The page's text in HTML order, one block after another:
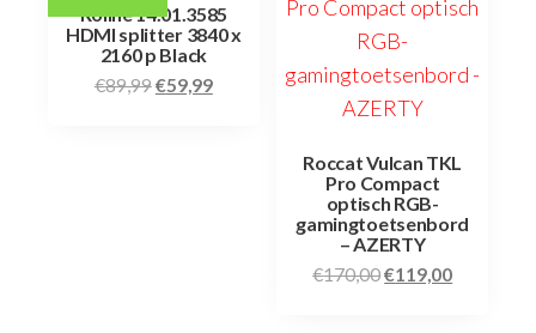
Roline 14.01.3585
HDMI splitter 3840 x
2160 p Black
€89,99€59,99
Roccat Vulcan TKL
Pro Compact
optisch RGB-
gamingtoetsenbord
– AZERTY
€170,00€119,00